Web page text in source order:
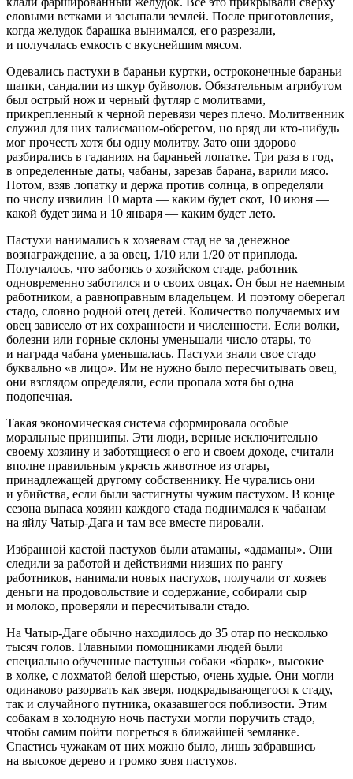
еловыми ветками и засыпали землей. После приготовления,
когда желудок барашка вынимался, его разрезали,
и получалась емкость с вкуснейшим мясом.
Одевались пастухи в бараньи куртки, остроконечные бараньи
шапки, сандалии из шкур буйволов. Обязательным атрибутом
был острый нож и черный футляр с молитвами,
прикрепленный к черной перевязи через плечо. Молитвенник
служил для них талисманом-оберегом, но вряд ли кто-нибудь
мог прочесть хотя бы одну молитву. Зато они здорово
разбирались в гаданиях на бараньей лопатке. Три раза в год,
в определенные даты, чабаны, зарезав барана, варили мясо.
Потом, взяв лопатку и держа против солнца, в определяли
по числу извилин 10 марта — каким будет скот, 10 июня —
какой будет зима и 10 января — каким будет лето.
Пастухи нанимались к хозяевам стад не за денежное
вознаграждение, а за овец, 1/10 или 1/20 от приплода.
Получалось, что заботясь о хозяйском стаде, работник
одновременно заботился и о своих овцах. Он был не наемным
работником, а равноправным владельцем. И поэтому оберегал
стадо, словно родной отец детей. Количество получаемых им
овец зависело от их сохранности и численности. Если волки,
болезни или горные склоны уменьшали число отары, то
и награда чабана уменьшалась. Пастухи знали свое стадо
буквально «в лицо». Им не нужно было пересчитывать овец,
они взглядом определяли, если пропала хотя бы одна
подопечная.
Такая экономическая система сформировала особые
моральные принципы. Эти люди, верные исключительно
своему хозяину и заботящиеся о его и своем доходе, считали
вполне правильным украсть животное из отары,
принадлежащей другому собственнику. Не чурались они
и убийства, если были застигнуты чужим пастухом. В конце
сезона выпаса хозяин каждого стада поднимался к чабанам
на яйлу Чатыр-Дага и там все вместе пировали.
Избранной кастой пастухов были атаманы, «адаманы». Они
следили за работой и действиями низших по рангу
работников, нанимали новых пастухов, получали от хозяев
деньги на продовольствие и содержание, собирали сыр
и молоко, проверяли и пересчитывали стадо.
На Чатыр-Даге обычно находилось до 35 отар по несколько
тысяч голов. Главными помощниками людей были
специально обученные пастушьи собаки «барак», высокие
в холке, с лохматой белой шерстью, очень худые. Они могли
одинаково разорвать как зверя, подкрадывающегося к стаду,
так и случайного путника, оказавшегося поблизости. Этим
собакам в холодную ночь пастухи могли поручить стадо,
чтобы самим пойти погреться в ближайшей землянке.
Спастись чужакам от них можно было, лишь забравшись
на высокое дерево и громко зовя пастухов.